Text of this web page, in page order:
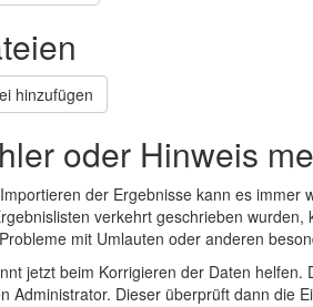
hinzufügen
oder Hinweis
der Ergebnisse kann es
verkehrt geschrieben
mit Umlauten oder anderen
jetzt beim Korrigieren der Daten
Administrator. Dieser überprüft dann die